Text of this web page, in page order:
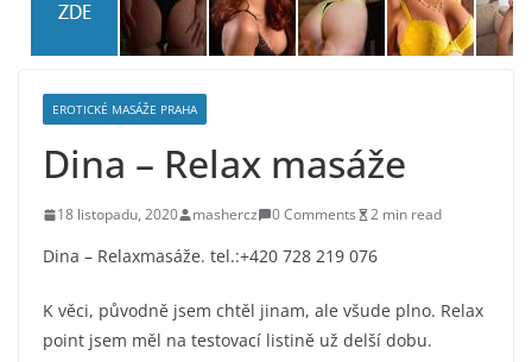
EROTICKÉ MASÁŽE PRAHA
Dina – Relax masáže
18 listopadu, 2020 mashercz 0 Comments 2 min read
Dina – Relaxmasáže. tel.:+420 728 219 076
K věci, původně jsem chtěl jinam, ale všude plno. Relax
point jsem měl na testovací listině už delší dobu.